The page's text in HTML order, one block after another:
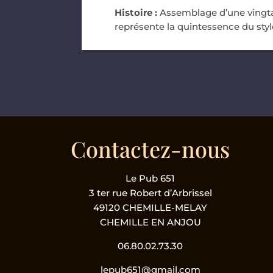
Histoire : Assemblage d’une
représente la quintessence du
Contactez-nous
Le Pub 651
3 ter rue Robert d’Arbrissel
49120 CHEMILLE-MELAY
CHEMILLE EN ANJOU
06.80.02.73.30
lepub651@gmail.com